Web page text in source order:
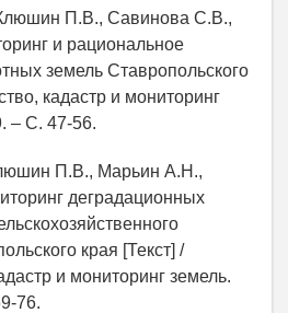
П.В., Савинова С.В.,
и рациональное
земель Ставропольского
кадастр и мониторинг
– С. 47-56.
П.В., Марьин А.Н.,
деградационных
края [Текст] /
и мониторинг земель.
76.